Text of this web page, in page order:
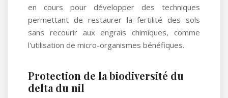
en cours pour développer des techniques
permettant de restaurer la fertilité des sols
sans recourir aux engrais chimiques, comme
l'utilisation de micro-organismes bénéfiques.
Protection de la biodiversité du
delta du nil